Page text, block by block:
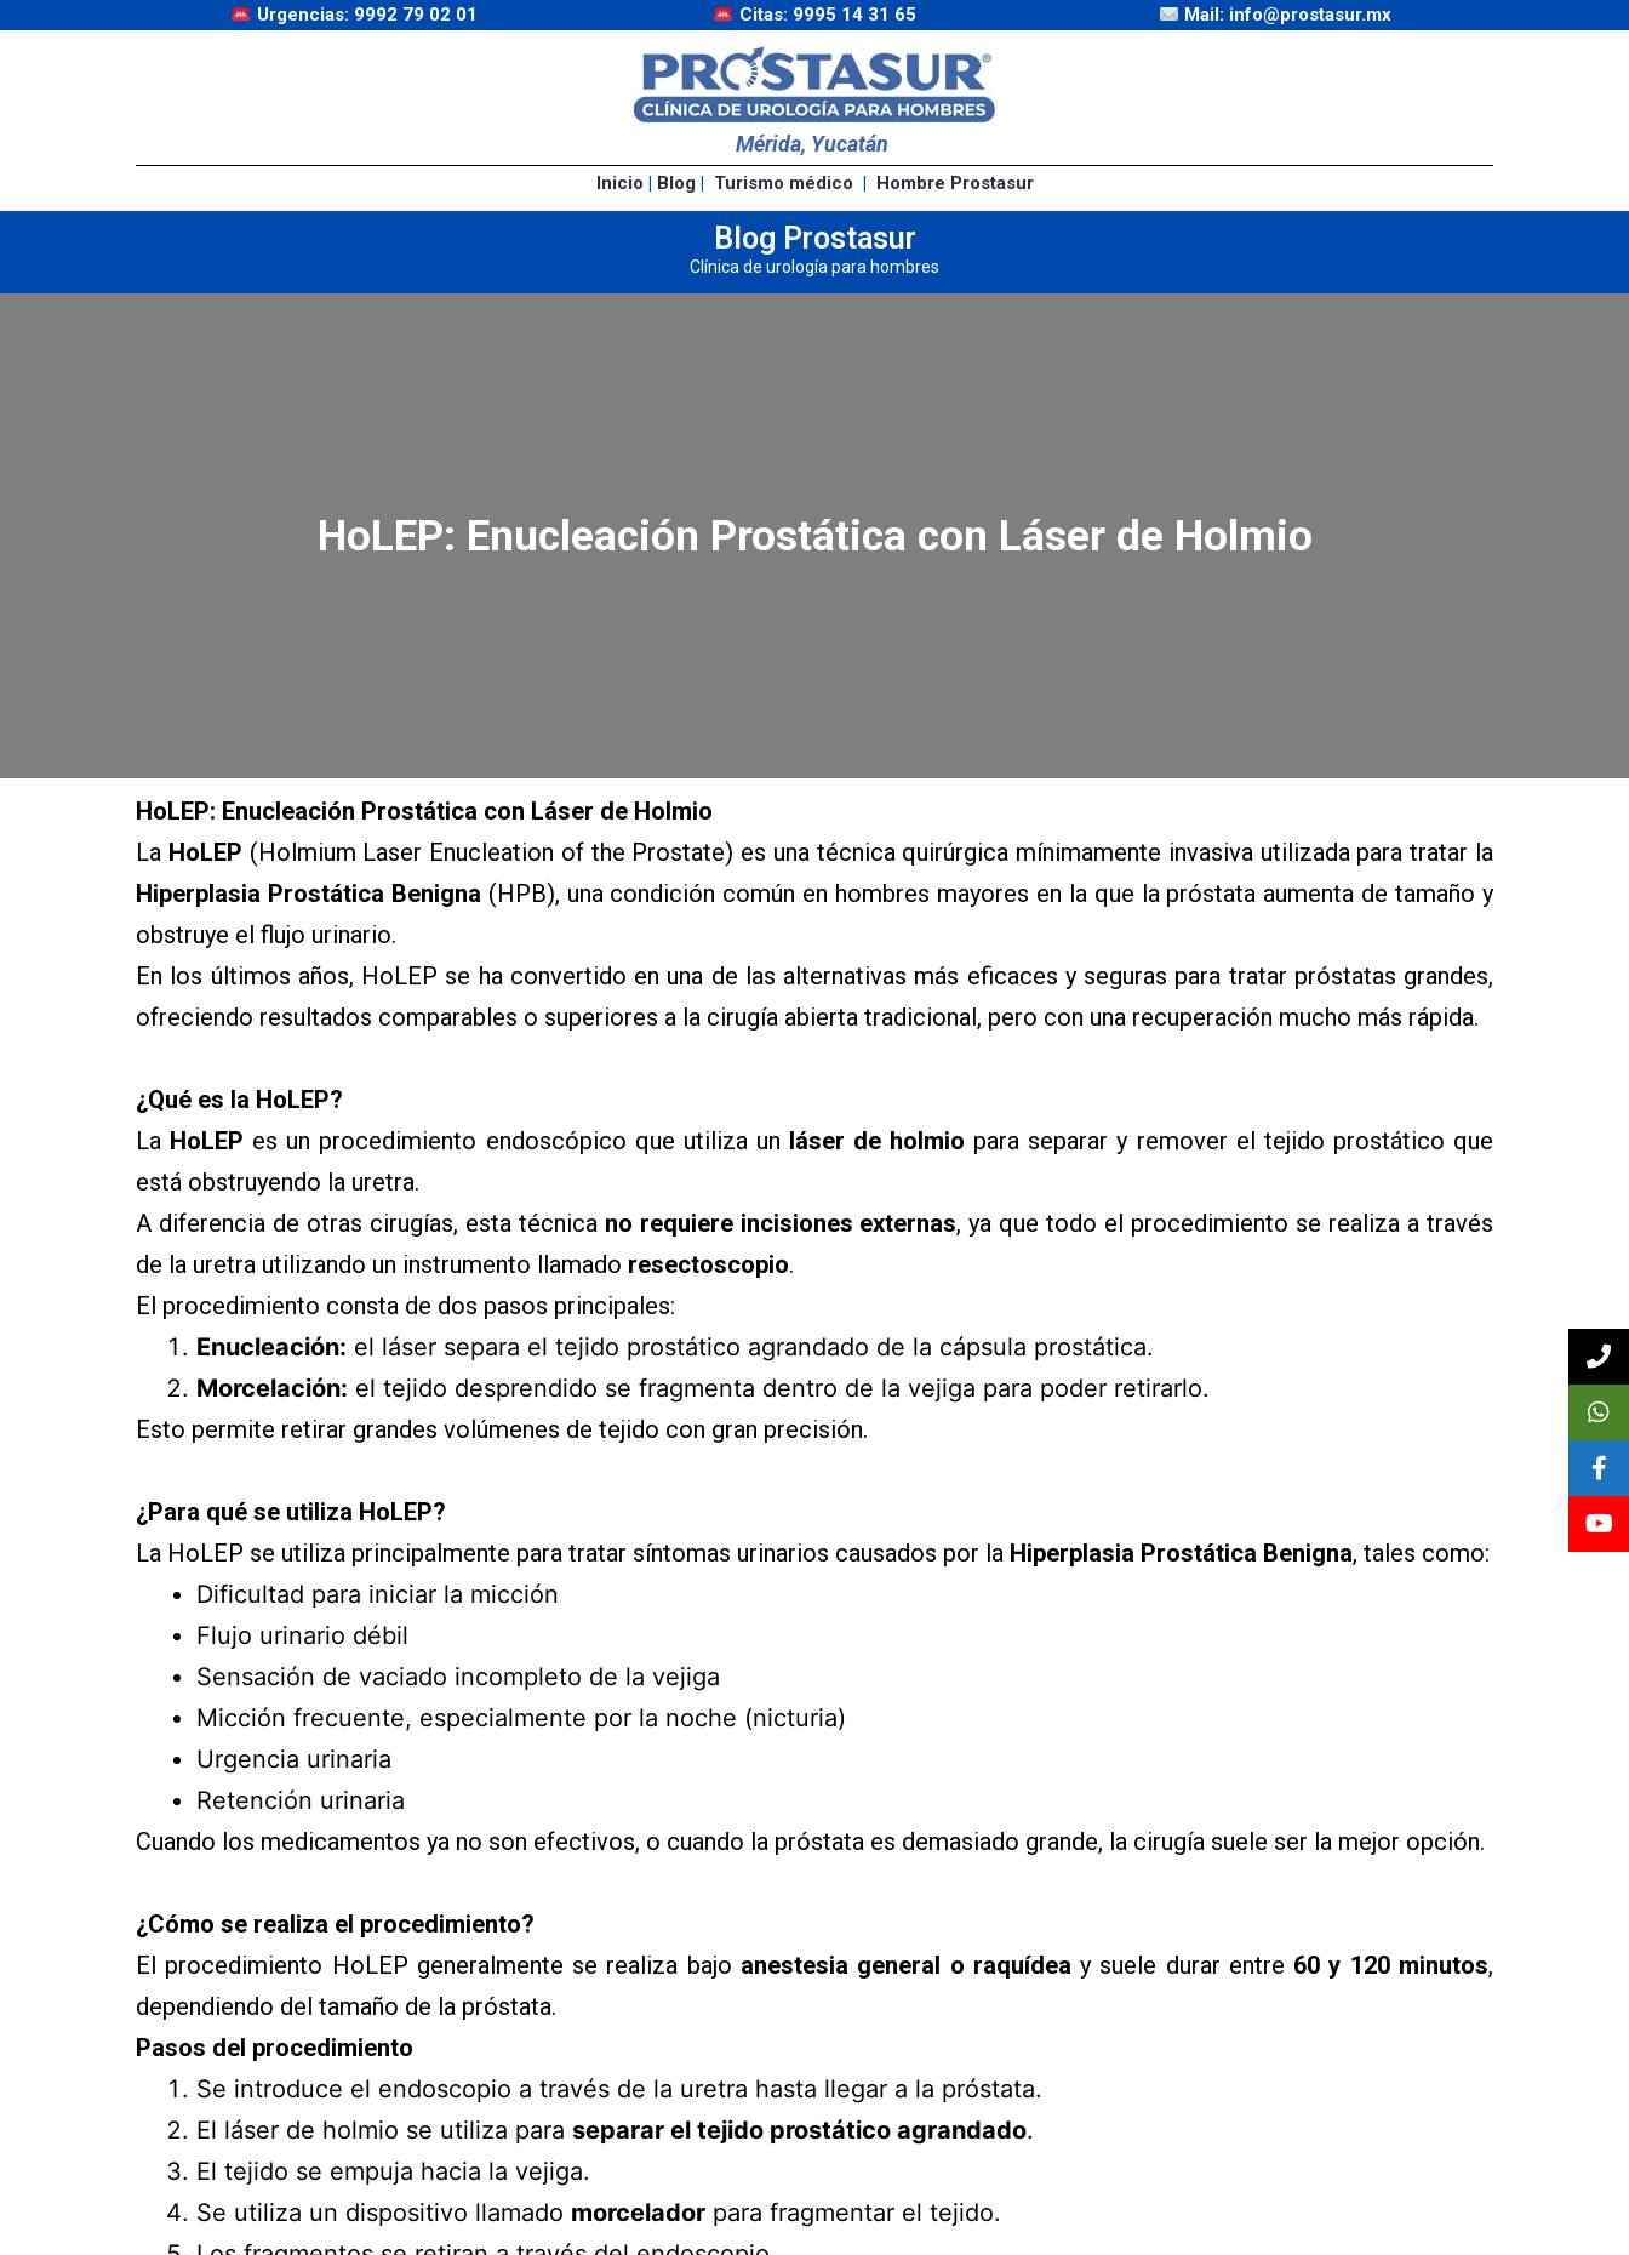
Urgencias: 9992 79 02 01 Citas: 9995 14 31 65 Mail: info@prostasur.mx
Mérida, Yucatán
Inicio | Blog| Turismo médico | Hombre Prostasur
Blog Prostasur
Clínica de urología para hombres
HoLEP: Enucleación Prostática con Láser de Holmio
HoLEP: Enucleación Prostática con Láser de Holmio
La HoLEP (Holmium Laser Enucleation of the Prostate) es una técnica quirúrgica mínimamente invasiva utilizada para tratar la
Hiperplasia Prostática Benigna (HPB), una condición común en hombres mayores en la que la próstata aumenta de tamaño y
obstruye el flujo urinario.
En los últimos años, HoLEP se ha convertido en una de las alternativas más eficaces y seguras para tratar próstatas grandes,
ofreciendo resultados comparables o superiores a la cirugía abierta tradicional, pero con una recuperación mucho más rápida.
¿Qué es la HoLEP?
La HoLEP es un procedimiento endoscópico que utiliza un láser de holmio para separar y remover el tejido prostático que
está obstruyendo la uretra.
A diferencia de otras cirugías, esta técnica no requiere incisiones externas, ya que todo el procedimiento se realiza a través
de la uretra utilizando un instrumento llamado resectoscopio.
El procedimiento consta de dos pasos principales:
Enucleación: el láser separa el tejido prostático agrandado de la cápsula prostática.
Morcelación: el tejido desprendido se fragmenta dentro de la vejiga para poder retirarlo.
Esto permite retirar grandes volúmenes de tejido con gran precisión.
¿Para qué se utiliza HoLEP?
La HoLEP se utiliza principalmente para tratar síntomas urinarios causados por la Hiperplasia Prostática Benigna, tales como:
Dificultad para iniciar la micción
Flujo urinario débil
Sensación de vaciado incompleto de la vejiga
Micción frecuente, especialmente por la noche (nicturia)
Urgencia urinaria
Retención urinaria
Cuando los medicamentos ya no son efectivos, o cuando la próstata es demasiado grande, la cirugía suele ser la mejor opción.
¿Cómo se realiza el procedimiento?
El procedimiento HoLEP generalmente se realiza bajo anestesia general o raquídea y suele durar entre 60 y 120 minutos,
dependiendo del tamaño de la próstata.
Pasos del procedimiento
Se introduce el endoscopio a través de la uretra hasta llegar a la próstata.
El láser de holmio se utiliza para separar el tejido prostático agrandado.
El tejido se empuja hacia la vejiga.
Se utiliza un dispositivo llamado morcelador para fragmentar el tejido.